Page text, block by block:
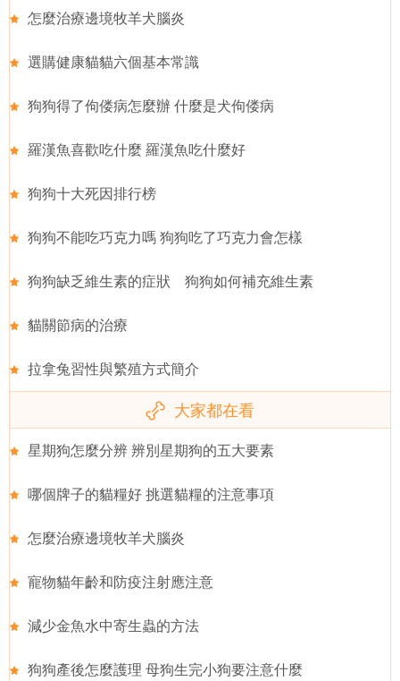
怎麼治療邊境牧羊犬腦炎
選購健康貓貓六個基本常識
狗狗得了佝偻病怎麼辦 什麼是犬佝偻病
羅漢魚喜歡吃什麼 羅漢魚吃什麼好
狗狗十大死因排行榜
狗狗不能吃巧克力嗎 狗狗吃了巧克力會怎樣
狗狗缺乏維生素的症狀 狗狗如何補充維生素
貓關節病的治療
拉拿兔習性與繁殖方式簡介
大家都在看
星期狗怎麼分辨 辨別星期狗的五大要素
哪個牌子的貓糧好 挑選貓糧的注意事項
怎麼治療邊境牧羊犬腦炎
寵物貓年齡和防疫注射應注意
減少金魚水中寄生蟲的方法
狗狗產後怎麼護理 母狗生完小狗要注意什麼